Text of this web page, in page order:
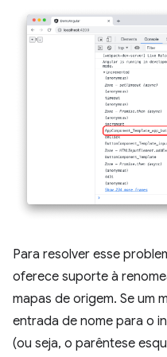
Para resolver esse
oferece suporte à
mapas de origem. Se um
entrada de nome para o
(ou seja, o parêntese